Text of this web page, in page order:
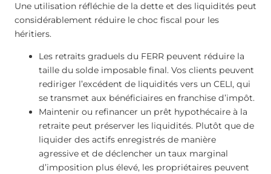
Une utilisation réfléchie de la dette et des liquidités peut
considérablement réduire le choc fiscal pour les
héritiers.
Les retraits graduels du FERR peuvent réduire la
taille du solde imposable final. Vos clients peuvent
rediriger l’excédent de liquidités vers un CELI, qui
se transmet aux bénéficiaires en franchise d’impôt.
Maintenir ou refinancer un prêt hypothécaire à la
retraite peut préserver les liquidités. Plutôt que de
liquider des actifs enregistrés de manière
agressive et de déclencher un taux marginal
d’imposition plus élevé, les propriétaires peuvent